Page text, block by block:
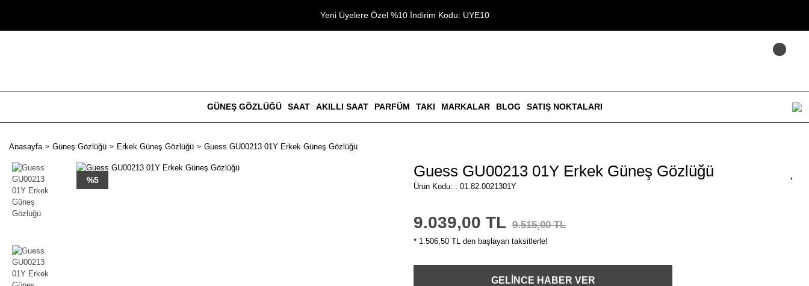
Yeni Üyelere Özel %10 İndirim Kodu: UYE10
GÜNEŞ GÖZLÜĞÜ SAAT AKILLI SAAT PARFÜM TAKI MARKALAR BLOG SATIŞ NOKTALARI
Anasayfa Güneş Gözlüğü Erkek Güneş Gözlüğü Guess GU00213 01Y Erkek Güneş Gözlüğü
%5 Guess GU00213 01Y Erkek Güneş Gözlüğü
Ürün Kodu: : 01.82.0021301Y
9.039,00 TL 9.515,00 TL
* 1.506,50 TL den başlayan taksitlerle!
GELİNCE HABER VER